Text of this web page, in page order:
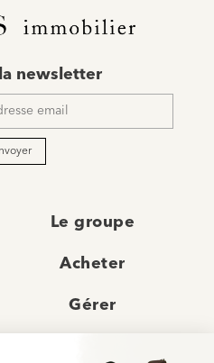
newsletter
Le groupe
Acheter
Gérer